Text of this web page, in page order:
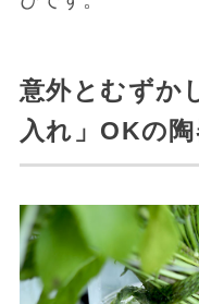
意外とむずか
入れ」OKの